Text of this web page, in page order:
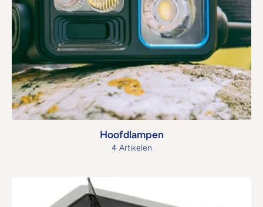
Hoofdlampen
4 Artikelen